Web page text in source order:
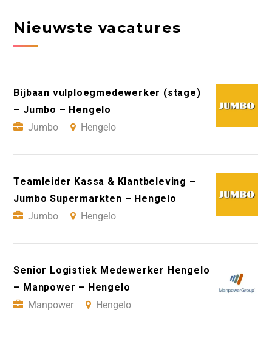
Nieuwste vacatures
Bijbaan vulploegmedewerker (stage)
– Jumbo – Hengelo
Jumbo
Hengelo
Teamleider Kassa & Klantbeleving –
Jumbo Supermarkten – Hengelo
Jumbo
Hengelo
Senior Logistiek Medewerker Hengelo
– Manpower – Hengelo
Manpower
Hengelo